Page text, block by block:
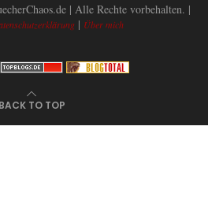
| Alle Rechte vorbehalten. |
| Über mich
BACK TO TOP